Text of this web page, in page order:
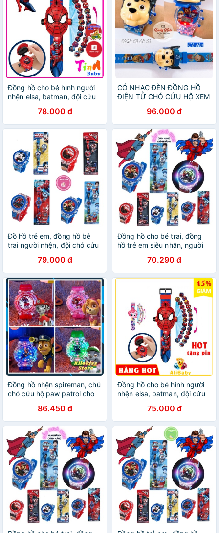
Đồng hồ cho bé hình người
nhện elsa, batman, đội cứu
78.000 đ
CÓ NHẠC ĐÈN ĐỒNG HỒ
ĐIỆN TỬ CHÓ CỨU HỘ XEM
96.000 đ
Đồ hồ trẻ em, đồng hồ bé
trai người nhện, đội chó cứu
micky cho bé trai từ 1 đến
10 tuổi
79.000 đ
Đồng hồ cho bé trai, đồng
hồ trẻ em siêu nhân, người
mickey ZalacKids cho bé từ
1 đến 10 tuổi
70.290 đ
Đồng hồ nhện spireman, chú
chó cứu hộ paw patrol cho
86.450 đ
Đồng hồ cho bé hình người
nhện elsa, batman, đội cứu
tường người nhện E128
75.000 đ